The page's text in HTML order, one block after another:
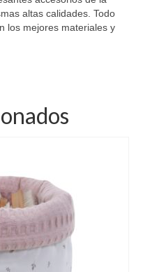
altas calidades. Todo
los mejores materiales y